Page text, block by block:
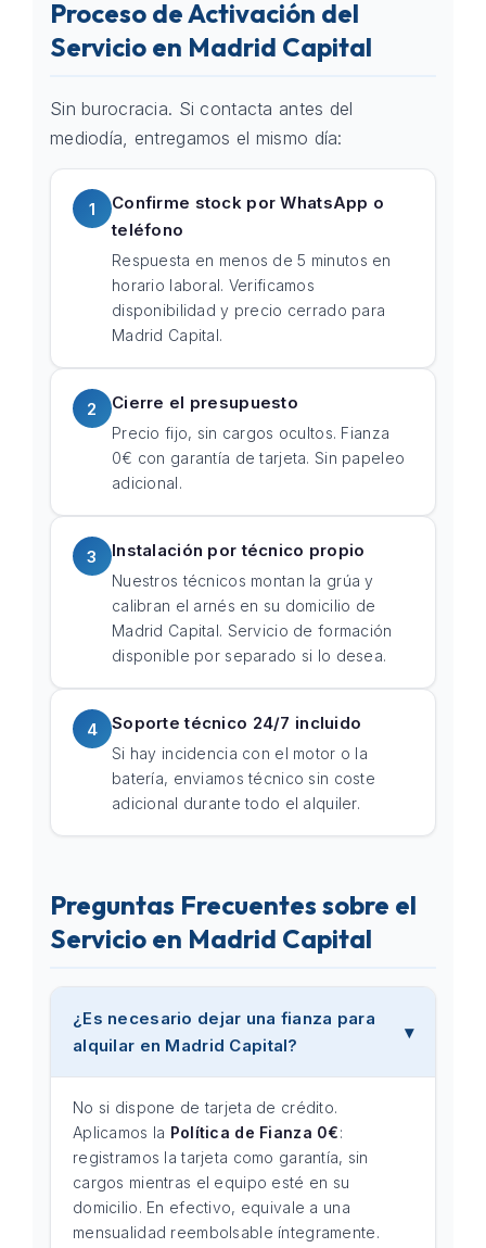
Proceso de Activación del
Servicio en Madrid Capital
Sin burocracia. Si contacta antes del
mediodía, entregamos el mismo día:
1
Confirme stock por WhatsApp o
teléfono
Respuesta en menos de 5 minutos en
horario laboral. Verificamos
disponibilidad y precio cerrado para
Madrid Capital.
2 Cierre el presupuesto
Precio fijo, sin cargos ocultos. Fianza
0€ con garantía de tarjeta. Sin papeleo
adicional.
3 Instalación por técnico propio
Nuestros técnicos montan la grúa y
calibran el arnés en su domicilio de
Madrid Capital. Servicio de formación
disponible por separado si lo desea.
4 Soporte técnico 24/7 incluido
Si hay incidencia con el motor o la
batería, enviamos técnico sin coste
adicional durante todo el alquiler.
Preguntas Frecuentes sobre el
Servicio en Madrid Capital
¿Es necesario dejar una fianza para
alquilar en Madrid Capital?
No si dispone de tarjeta de crédito.
Aplicamos la Política de Fianza 0€:
registramos la tarjeta como garantía, sin
cargos mientras el equipo esté en su
domicilio. En efectivo, equivale a una
mensualidad reembolsable íntegramente.